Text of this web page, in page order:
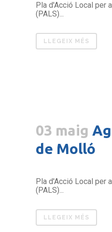
Pla d'Acció Local per
(PALS)...
LLEGEIX MÉS
03 maig
de Molló
Pla d'Acció Local per
(PALS)...
LLEGEIX MÉS